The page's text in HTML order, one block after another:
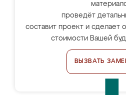
проведёт
составит проект и сделает
стоимости Вашей
ВЫЗВАТЬ